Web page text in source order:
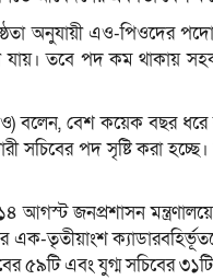
অনুযায়ী এও-পিওদের
যায়। তবে পদ কম থাকায়
বলেন, বেশ কয়েক বছর
সচিবের পদ সৃষ্টি করা
আগস্ট জনপ্রশাসন
তৃতীয়াংশ
৫৯টি এবং যুগ্ম সচিবের